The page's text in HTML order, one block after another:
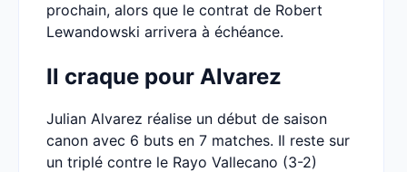
prochain, alors que le contrat de Robert
Lewandowski arrivera à échéance.
Il craque pour Alvarez
Julian Alvarez réalise un début de saison
canon avec 6 buts en 7 matches. Il reste sur
un triplé contre le Rayo Vallecano (3-2)